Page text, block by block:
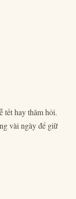
tết hay thăm hỏi.
vài ngày để giữ